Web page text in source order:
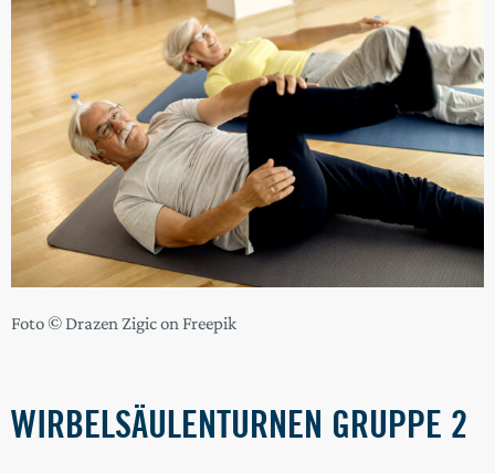
Foto © Drazen Zigic on Freepik
WIRBELSÄULENTURNEN GRUPPE 2